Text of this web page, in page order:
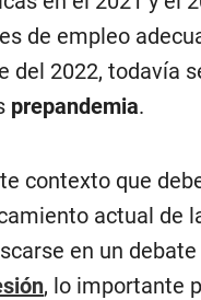
de empleo
del 2022, todavía
prepandemia.
contexto que
actual de
en un
, lo importante